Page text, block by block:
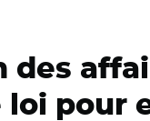
des
pour